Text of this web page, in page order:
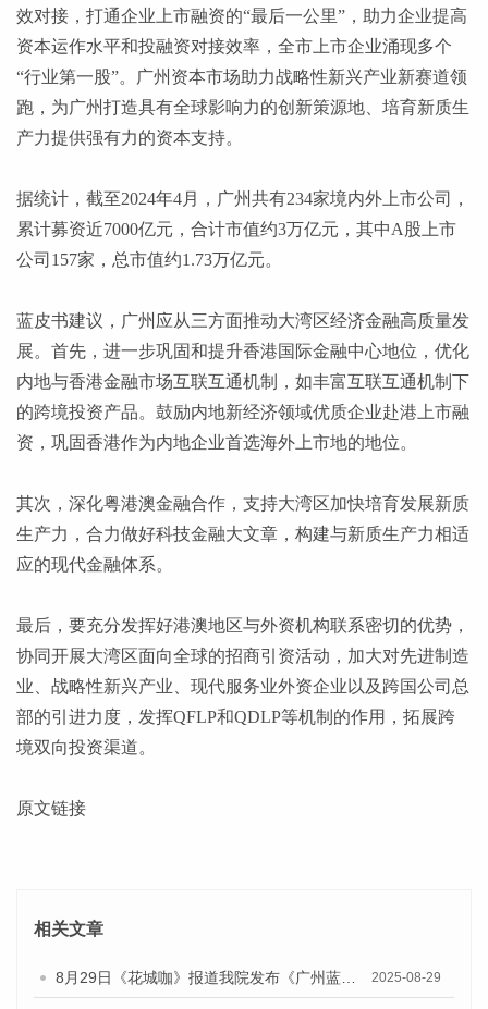
效对接，打通企业上市融资的“最后一公里”，助力企业提高
资本运作水平和投融资对接效率，全市上市企业涌现多个
“行业第一股”。广州资本市场助力战略性新兴产业新赛道领
跑，为广州打造具有全球影响力的创新策源地、培育新质生
产力提供强有力的资本支持。
据统计，截至2024年4月，广州共有234家境内外上市公司，
累计募资近7000亿元，合计市值约3万亿元，其中A股上市
公司157家，总市值约1.73万亿元。
蓝皮书建议，广州应从三方面推动大湾区经济金融高质量发
展。首先，进一步巩固和提升香港国际金融中心地位，优化
内地与香港金融市场互联互通机制，如丰富互联互通机制下
的跨境投资产品。鼓励内地新经济领域优质企业赴港上市融
资，巩固香港作为内地企业首选海外上市地的地位。
其次，深化粤港澳金融合作，支持大湾区加快培育发展新质
生产力，合力做好科技金融大文章，构建与新质生产力相适
应的现代金融体系。
最后，要充分发挥好港澳地区与外资机构联系密切的优势，
协同开展大湾区面向全球的招商引资活动，加大对先进制造
业、战略性新兴产业、现代服务业外资企业以及跨国公司总
部的引进力度，发挥QFLP和QDLP等机制的作用，拓展跨
境双向投资渠道。
原文链接
相关文章
2025-08-29